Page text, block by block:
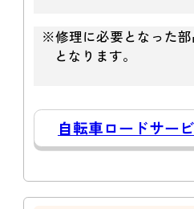
※修理に必要となった
となります。
自転車ロードサー